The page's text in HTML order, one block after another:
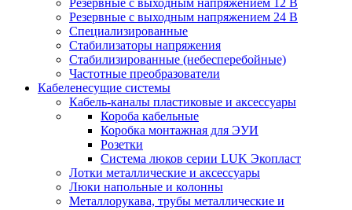
Резервные с выходным напряжением 12 В
Резервные с выходным напряжением 24 В
Специализированные
Стабилизаторы напряжения
Стабилизированные (небесперебойные)
Частотные преобразователи
Кабеленесущие системы
Кабель-каналы пластиковые и аксессуары
Короба кабельные
Коробка монтажная для ЭУИ
Розетки
Система люков серии LUK Экопласт
Лотки металлические и аксессуары
Люки напольные и колонны
Металлорукава, трубы металлические и